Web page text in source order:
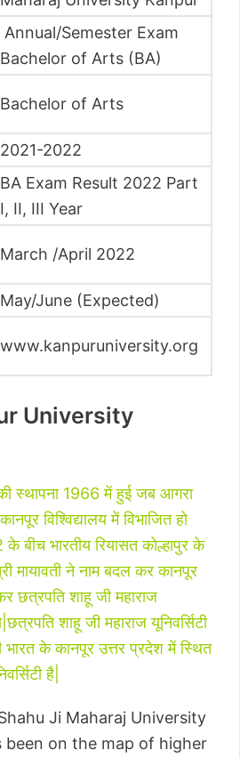
Annual/Semester Exam
Bachelor of Arts (BA)
Bachelor of Arts
2021-2022
BA Exam Result 2022 Part
I, II, III Year
March /April 2022
May/June (Expected)
www.kanpuruniversity.org
University
की स्थापना 1966 में हुई जब आगरा
विश्विद्यालय में विभाजित हो
भारतीय रियासत कोल्हापुर के
मायावती ने नाम बदल कर कानपूर
छत्रपति शाहू जी महाराज
शाहू जी महाराज यूनिवर्सिटी
भारत के कानपूर उत्तर प्रदेश में स्थित
है|
Ji Maharaj University
been on the map of higher